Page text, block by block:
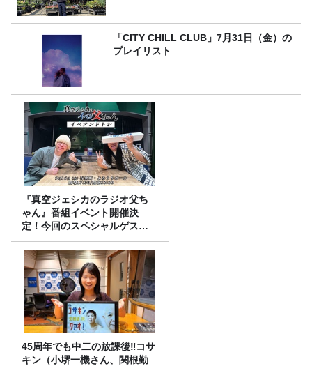
「CITY CHILL CLUB」7月31日（金）の
プレイリスト
『真空ジェシカのラジオ父ち
ゃん』番組イベント開催決
定！今回のスペシャルゲスト
は、タカアンドトシ！
45周年でも中二の放課後‼コサ
キン（小堺一機さん、関根勤